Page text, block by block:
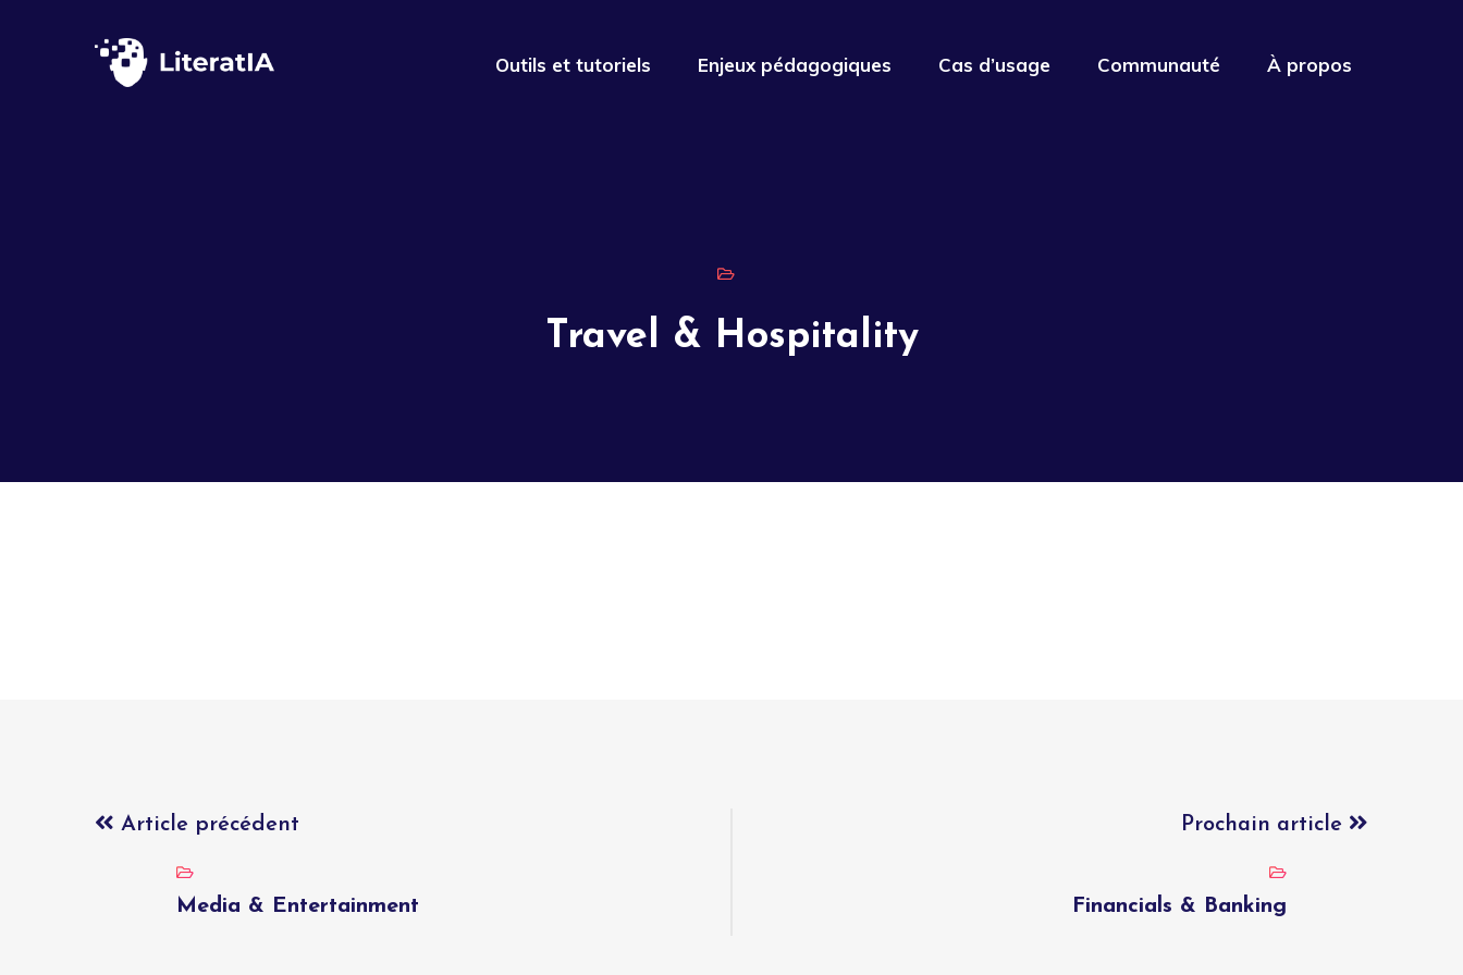
Outils et tutoriels Enjeux pédagogiques Cas d’usage Communauté À propos
Travel & Hospitality
Article précédent
Media & Entertainment
Prochain article
Financials & Banking